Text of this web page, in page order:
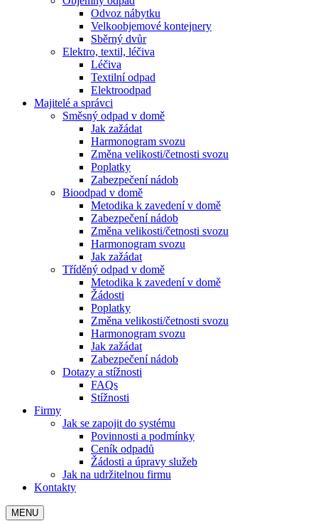
Odvoz nábytku
Velkoobjemové kontejnery
Sběrný dvůr
Elektro, textil, léčiva
Léčiva
Textilní odpad
Elektroodpad
Majitelé a správci
Směsný odpad v domě
Jak zažádat
Harmonogram svozu
Změna velikosti/četnosti svozu
Poplatky
Zabezpečení nádob
Bioodpad v domě
Metodika k zavedení v domě
Zabezpečení nádob
Změna velikosti/četnosti svozu
Harmonogram svozu
Jak zažádat
Tříděný odpad v domě
Metodika k zavedení v domě
Žádosti
Poplatky
Změna velikosti/četnosti svozu
Harmonogram svozu
Jak zažádat
Zabezpečení nádob
Dotazy a stížnosti
FAQs
Stížnosti
Firmy
Jak se zapojit do systému
Povinnosti a podmínky
Ceník odpadů
Žádosti a úpravy služeb
Jak na udržitelnou firmu
Kontakty
MENU